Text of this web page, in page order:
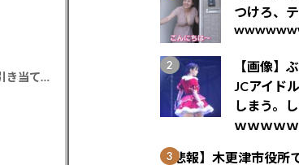
カープドラ1平川蓮！187cmのスイッチヒッター！立石正広を外し2度目の重複も新井監督がクジを引き当てる！【ドラフト会議2025】
つけろ、
【画像】
JCアイド
しまう。
ｗｗｗｗ
【悲報】木更津市役所